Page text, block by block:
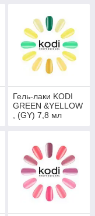
Гель-лаки KODI
GREEN &YELLOW
, (GY) 7,8 мл